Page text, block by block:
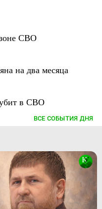
СВО
на два месяца
в СВО
ВСЕ СОБЫТИЯ ДНЯ